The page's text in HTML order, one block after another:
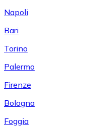
Napoli
Bari
Torino
Palermo
Firenze
Bologna
Foggia